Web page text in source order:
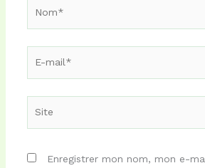
mail*
Enregistrer mon nom, mon e-